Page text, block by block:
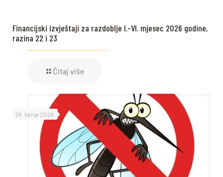
Financijski izvještaji za razdoblje I.-VI. mjesec 2026 godine,
razina 22 i 23
Čitaj više
26. lipnja 2026.